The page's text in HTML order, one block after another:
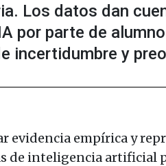
Los datos dan
por parte de
incertidumbre y
evidencia empírica y
de inteligencia artificial